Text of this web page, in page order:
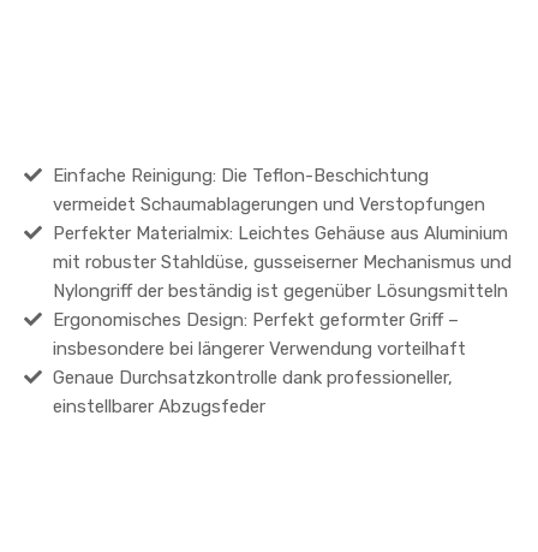
Einfache Reinigung: Die Teflon-Beschichtung
vermeidet Schaumablagerungen und Verstopfungen
Perfekter Materialmix: Leichtes Gehäuse aus Aluminium
mit robuster Stahldüse, gusseiserner Mechanismus und
Nylongriff der beständig ist gegenüber Lösungsmitteln
Ergonomisches Design: Perfekt geformter Griff –
insbesondere bei längerer Verwendung vorteilhaft
Genaue Durchsatzkontrolle dank professioneller,
einstellbarer Abzugsfeder